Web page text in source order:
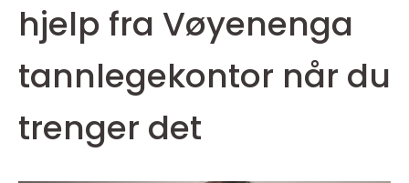
hjelp fra Vøyenenga
tannlegekontor når du
trenger det